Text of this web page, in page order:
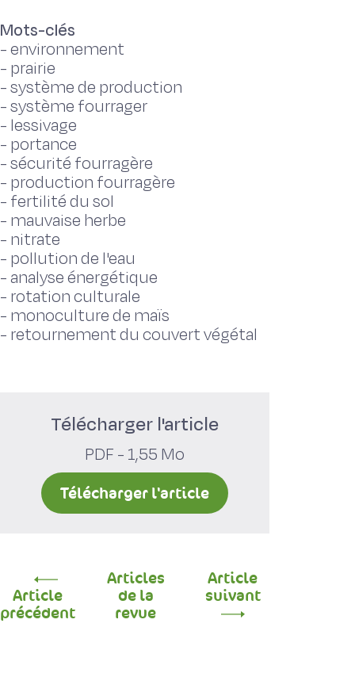
Mots-clés
-environnement
- prairie
-système de production
-système fourrager
- lessivage
- portance
-sécurité fourragère
- production fourragère
- fertilité du sol
- mauvaise herbe
- nitrate
- pollution de l'eau
- analyse énergétique
- rotation culturale
- monoculture de maïs
- retournement du couvert végétal
Télécharger l'article
PDF - 1,55 Mo
Télécharger l'article
Article
précédent
Articles
de la
revue
Article
suivant